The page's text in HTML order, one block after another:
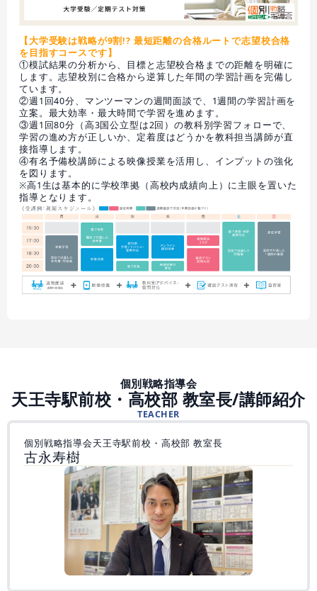
【大学受験は戦略が9割!? 最短距離の合格ルートで志望校合格
を目指すコースです】
①模試結果の分析から、目標と志望校合格までの距離を明確に
します。志望校別に合格から逆算した年間の学習計画を完備し
ています。
②週1回40分、マンツーマンの週間面談で、1週間の学習計画を
立案。最大効率・最大時間で学習を進めます。
③週1回80分（高3国公立型は2回）の教科別学習フォローで、
学習の進め方が正しいか、定着度はどうかを教科担当講師が直
接指導します。
④有名予備校講師による映像授業を活用し、インプットの強化
を図ります。
※高1生は基本的に学校準拠（高校内成績向上）に主眼を置いた
指導となります。
個別戦略指導会
天王寺駅前校・高校部 教室長/講師紹介
TEACHER
個別戦略指導会天王寺駅前校・高校部 教室長
古永寿樹